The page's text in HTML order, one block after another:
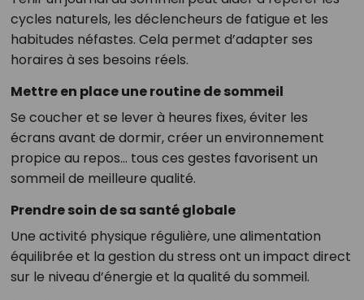
cycles naturels, les déclencheurs de fatigue et les
habitudes néfastes. Cela permet d’adapter ses
horaires à ses besoins réels.
Mettre en place une routine de sommeil
Se coucher et se lever à heures fixes, éviter les
écrans avant de dormir, créer un environnement
propice au repos… tous ces gestes favorisent un
sommeil de meilleure qualité.
Prendre soin de sa santé globale
Une activité physique régulière, une alimentation
équilibrée et la gestion du stress ont un impact direct
sur le niveau d’énergie et la qualité du sommeil.